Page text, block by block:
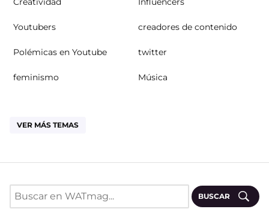
Youtubers creadores de contenido
Polémicas en Youtube twitter
feminismo Música
VER MÁS TEMAS
BUSCAR